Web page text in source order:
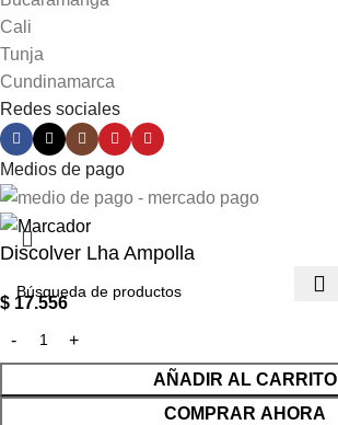
Cali
Tunja
Cundinamarca
Redes sociales
Medios de pago
Discolver Lha Ampolla
$ 17.556
AÑADIR AL CARRITO
COMPRAR AHORA